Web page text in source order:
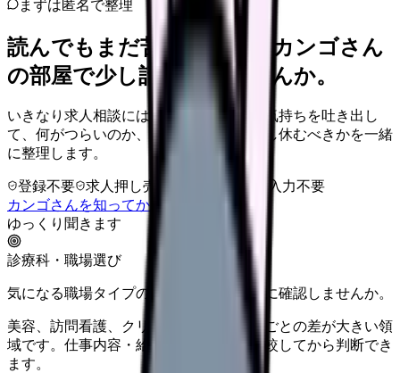
まずは匿名で整理
読んでもまだ苦しいなら、カンゴさん
の部屋で少し話してみませんか。
いきなり求人相談には進みません。今の気持ちを吐き出し
て、何がつらいのか、辞めるべきか、少し休むべきかを一緒
に整理します。
登録不要 求人押し売りなし
病院名は入力不要
カンゴさんを知ってから相談する
ゆっくり聞きます
診療科・職場選び
気になる職場タイプのリアルを、入職前に確認しませんか。
美容、訪問看護、クリニックなどは職場ごとの差が大きい領
域です。仕事内容・給与・教育体制を比較してから判断でき
ます。